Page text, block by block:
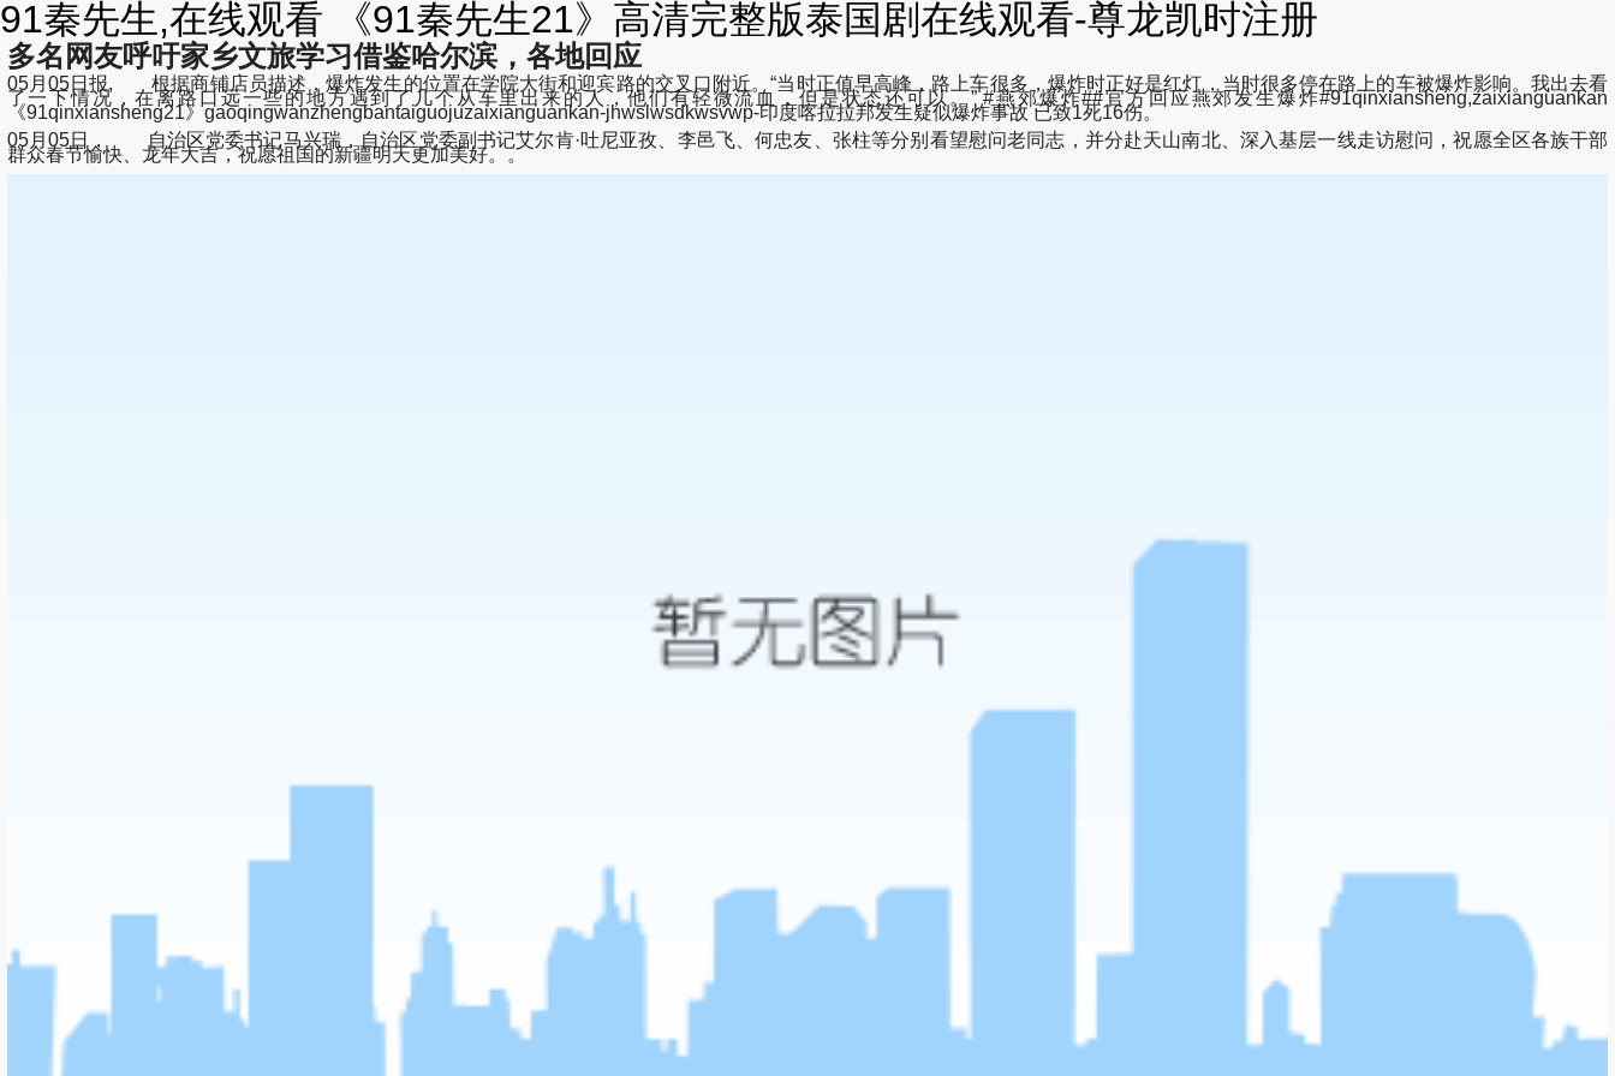
91秦先生,在线观看 《91秦先生21》高清完整版泰国剧在线观看-尊龙凯时注册
多名网友呼吁家乡文旅学习借鉴哈尔滨，各地回应
05月05日报, 根据商铺店员描述，爆炸发生的位置在学院大街和迎宾路的交叉口附近。“当时正值早高峰，路上车很多，爆炸时正好是红灯，当时很多停在路上的车被爆炸影响。我出去看
了一下情况，在离路口远一些的地方遇到了几个从车里出来的人，他们有轻微流血，但是状态还可以。” #燕郊爆炸##官方回应燕郊发生爆炸#91qinxiansheng,zaixianguankan
《91qinxiansheng21》gaoqingwanzhengbantaiguojuzaixianguankan-jhwslwsdkwsvwp-印度喀拉拉邦发生疑似爆炸事故 已致1死16伤。
05月05日， 自治区党委书记马兴瑞，自治区党委副书记艾尔肯·吐尼亚孜、李邑飞、何忠友、张柱等分别看望慰问老同志，并分赴天山南北、深入基层一线走访慰问，祝愿全区各族干部
群众春节愉快、龙年大吉，祝愿祖国的新疆明天更加美好。。